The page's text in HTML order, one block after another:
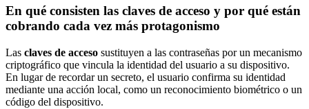
En qué consisten las claves de acceso y por qué están
cobrando cada vez más protagonismo
Las claves de acceso sustituyen a las contraseñas por un mecanismo
criptográfico que vincula la identidad del usuario a su dispositivo.
En lugar de recordar un secreto, el usuario confirma su identidad
mediante una acción local, como un reconocimiento biométrico o un
código del dispositivo.